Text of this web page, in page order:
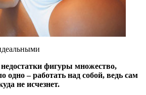
фигуры множество,
одно – работать над собой, ведь сам
не исчезнет.